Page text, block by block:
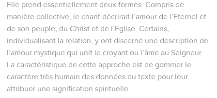
Elle prend essentiellement deux formes. Compris de
manière collective, le chant décrirait l’amour de l’Eternel et
de son peuple, du Christ et de l’Eglise. Certains,
individualisant la relation, y ont discerné une description de
l’amour mystique qui unit le croyant ou l’âme au Seigneur.
La caractéristique de cette approche est de gommer le
caractère très humain des données du texte pour leur
attribuer une signification spirituelle.